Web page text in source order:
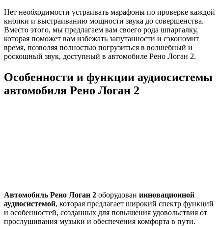
Нет необходимости устраивать марафоны по проверке каждой
кнопки и выстраиванию мощности звука до совершенства.
Вместо этого, мы предлагаем вам своего рода шпаргалку,
которая поможет вам избежать запутанности и сэкономит
время, позволяя полностью погрузиться в волшебный и
роскошный звук, доступный в автомобиле Рено Логан 2.
Особенности и функции аудиосистемы
автомобиля Рено Логан 2
Автомобиль Рено Логан 2 оборудован инновационной
аудиосистемой, которая предлагает широкий спектр функций
и особенностей, созданных для повышения удовольствия от
прослушивания музыки и обеспечения комфорта в пути.